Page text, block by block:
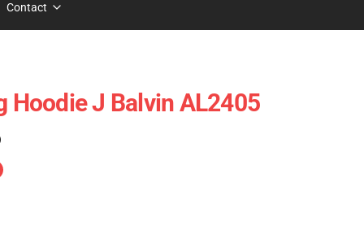
Contact
Hoodie J Balvin AL2405